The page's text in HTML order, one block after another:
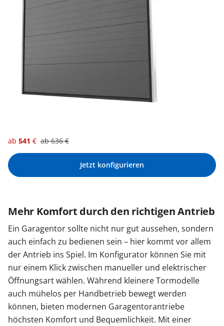
ab 541 € ab636€
Jetzt konfigurieren
Mehr Komfort durch den richtigen Antrieb
Ein Garagentor sollte nicht nur gut aussehen, sondern
auch einfach zu bedienen sein – hier kommt vor allem
der Antrieb ins Spiel. Im Konfigurator können Sie mit
nur einem Klick zwischen manueller und elektrischer
Öffnungsart wählen. Während kleinere Tormodelle
auch mühelos per Handbetrieb bewegt werden
können, bieten modernen Garagentorantriebe
höchsten Komfort und Bequemlichkeit. Mit einer